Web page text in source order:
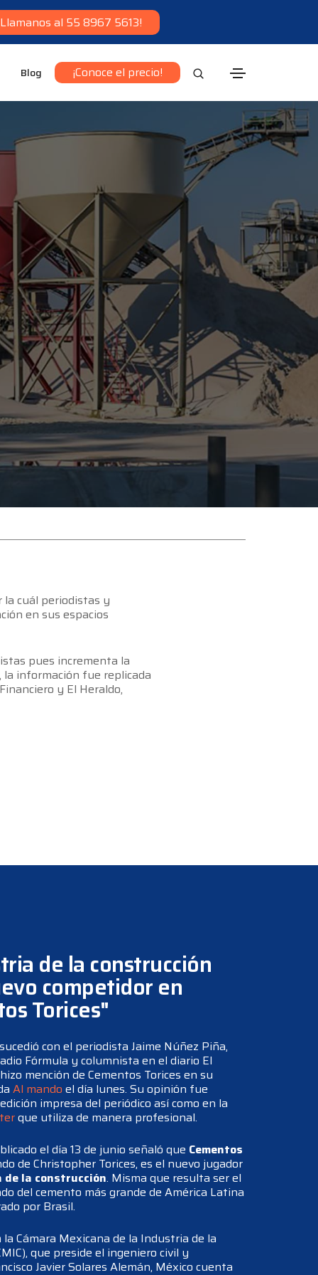
al 55 8967 5613!
Blog ¡Conoce el precio!
la cuál periodistas y
en sus espacios
pues incrementa la
información fue replicada
y El Heraldo,
de la construcción
competidor en
Torices"
con el periodista Jaime Núñez Piña,
Fórmula y columnista en el diario El
mención de Cementos Torices en su
Al mando el día lunes. Su opinión fue
impresa del periódico así como en la
que utiliza de manera profesional.
el día 13 de junio señaló que Cementos
de Christopher Torices, es el nuevo jugador
la construcción. Misma que resulta ser el
del cemento más grande de América Latina
por Brasil.
la Cámara Mexicana de la Industria de la
que preside el ingeniero civil y
Javier Solares Alemán, México cuenta